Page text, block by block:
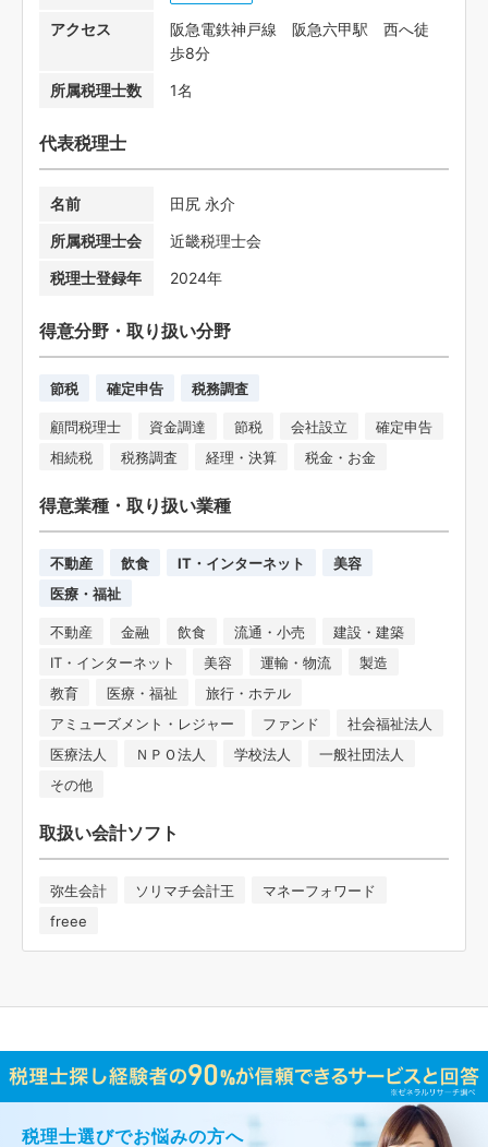
アクセス
阪急電鉄神戸線 阪急六甲駅 西へ徒
歩8分
所属税理士数
1名
代表税理士
名前
田尻 永介
所属税理士会
近畿税理士会
税理士登録年
2024年
得意分野・取り扱い分野
節税 確定申告 税務調査
顧問税理士 資金調達 節税 会社設立
確定申告
相続税
税務調査 経理・決算 税金・お金
得意業種・取り扱い業種
不動産 飲食 IT・インターネット
美容
医療・福祉
不動産 金融 飲食 流通・小売
建設・建築
IT・インターネット
美容 運輸・物流
製造
教育
医療・福祉
旅行・ホテル
アミューズメント・レジャー
ファンド
社会福祉法人
医療法人
ＮＰＯ法人 学校法人
一般社団法人
その他
取扱い会計ソフト
弥生会計 ソリマチ会計王
マネーフォワード
freee
税理士選びでお悩みの方へ